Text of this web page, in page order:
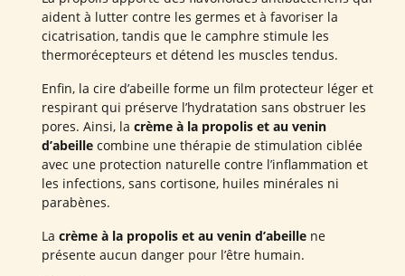
aident à lutter contre les germes et à favoriser la
cicatrisation, tandis que le camphre stimule les
thermorécepteurs et détend les muscles tendus.
Enfin, la cire d’abeille forme un film protecteur léger et
respirant qui préserve l’hydratation sans obstruer les
pores. Ainsi, la crème à la propolis et au venin
d’abeille combine une thérapie de stimulation ciblée
avec une protection naturelle contre l’inflammation et
les infections, sans cortisone, huiles minérales ni
parabènes.
La crème à la propolis et au venin d’abeille ne
présente aucun danger pour l’être humain.